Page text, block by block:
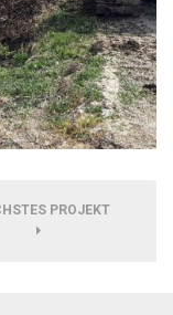
PROJEKT